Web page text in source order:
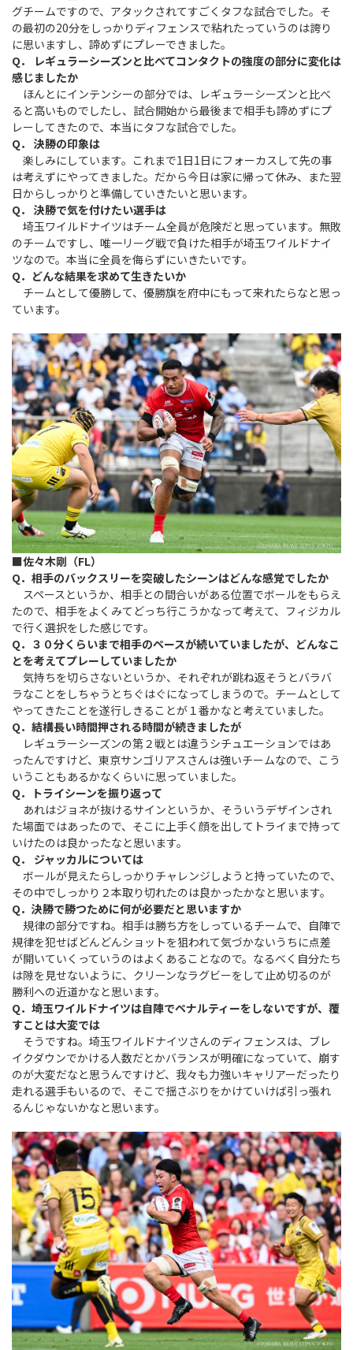
グチームですので、アタックされてすごくタフな試合でした。そ
の最初の20分をしっかりディフェンスで粘れたっていうのは誇り
に思いますし、諦めずにプレーできました。
Q． レギュラーシーズンと比べてコンタクトの強度の部分に変化は
感じましたか
ほんとにインテンシーの部分では、レギュラーシーズンと比べ
ると高いものでしたし、試合開始から最後まで相手も諦めずにプ
レーしてきたので、本当にタフな試合でした。
Q． 決勝の印象は
楽しみにしています。これまで1日1日にフォーカスして先の事
は考えずにやってきました。だから今日は家に帰って休み、また翌
日からしっかりと準備していきたいと思います。
Q． 決勝で気を付けたい選手は
埼玉ワイルドナイツはチーム全員が危険だと思っています。無敗
のチームですし、唯一リーグ戦で負けた相手が埼玉ワイルドナイ
ツなので。本当に全員を侮らずにいきたいです。
Q．どんな結果を求めて生きたいか
チームとして優勝して、優勝旗を府中にもって来れたらなと思っ
ています。
■佐々木剛（FL）
Q．相手のバックスリーを突破したシーンはどんな感覚でしたか
スペースというか、相手との間合いがある位置でボールをもらえ
たので、相手をよくみてどっち行こうかなって考えて、フィジカル
で行く選択をした感じです。
Q．３０分くらいまで相手のペースが続いていましたが、どんなこ
とを考えてプレーしていましたか
気持ちを切らさないというか、それぞれが跳ね返そうとバラバ
ラなことをしちゃうとちぐはぐになってしまうので。チームとして
やってきたことを遂行しきることが１番かなと考えていました。
Q．結構長い時間押される時間が続きましたが
レギュラーシーズンの第２戦とは違うシチュエーションではあ
ったんですけど、東京サンゴリアスさんは強いチームなので、こう
いうこともあるかなくらいに思っていました。
Q．トライシーンを振り返って
あれはジョネが抜けるサインというか、そういうデザインされ
た場面ではあったので、そこに上手く顔を出してトライまで持って
いけたのは良かったなと思います。
Q． ジャッカルについては
ボールが見えたらしっかりチャレンジしようと持っていたので、
その中でしっかり２本取り切れたのは良かったかなと思います。
Q．決勝で勝つために何が必要だと思いますか
規律の部分ですね。相手は勝ち方をしっているチームで、自陣で
規律を犯せばどんどんショットを狙われて気づかないうちに点差
が開いていくっていうのはよくあることなので。なるべく自分たち
は隙を見せないように、クリーンなラグビーをして止め切るのが
勝利への近道かなと思います。
Q．埼玉ワイルドナイツは自陣でペナルティーをしないですが、覆
すことは大変では
そうですね。埼玉ワイルドナイツさんのディフェンスは、ブレ
イクダウンでかける人数だとかバランスが明確になっていて、崩す
のが大変だなと思うんですけど、我々も力強いキャリアーだったり
走れる選手もいるので、そこで揺さぶりをかけていけば引っ張れ
るんじゃないかなと思います。